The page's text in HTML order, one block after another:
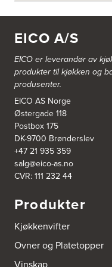
Bjerks
Torkel Haabeths Vei 47
Tel.:51609590
Bjørnådal AS
Nordahl Griegsgt 8
8624 Mo I Rana
Tel.:+47 751 53 000
Blå Bolig AS
Sentrumsvn. 4
8920 Sømna
Tel.:75-009700
http://
Bodø Interiør
Kjøkkenhuset Bodø A/S
Tel.:75522430
EICO A/S
EICO er leverandør av
produkter til kjøkken og
produsenter.
EICO AS Norge
Østergade 118
Postbox 175
DK-9700 Brønderslev
+47 21 935 359
salg@eico-as.no
CVR: 111 232 44
Produkter
Kjøkkenvifter
Ovner og Platetopper